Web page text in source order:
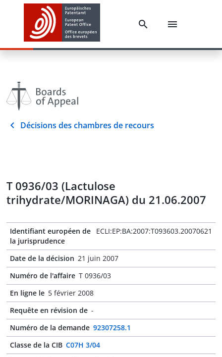
Décisions des chambres de recours
T 0936/03 (Lactulose
trihydrate/MORINAGA) du 21.06.2007
Identifiant européen de
la jurisprudence
ECLI:EP:BA:2007:T093603.20070621
Date de la décision 21 juin 2007
Numéro de l'affaire T 0936/03
En ligne le 5 février 2008
Requête en révision de -
Numéro de la demande 92307258.1
Classe de la CIB C07H 3/04